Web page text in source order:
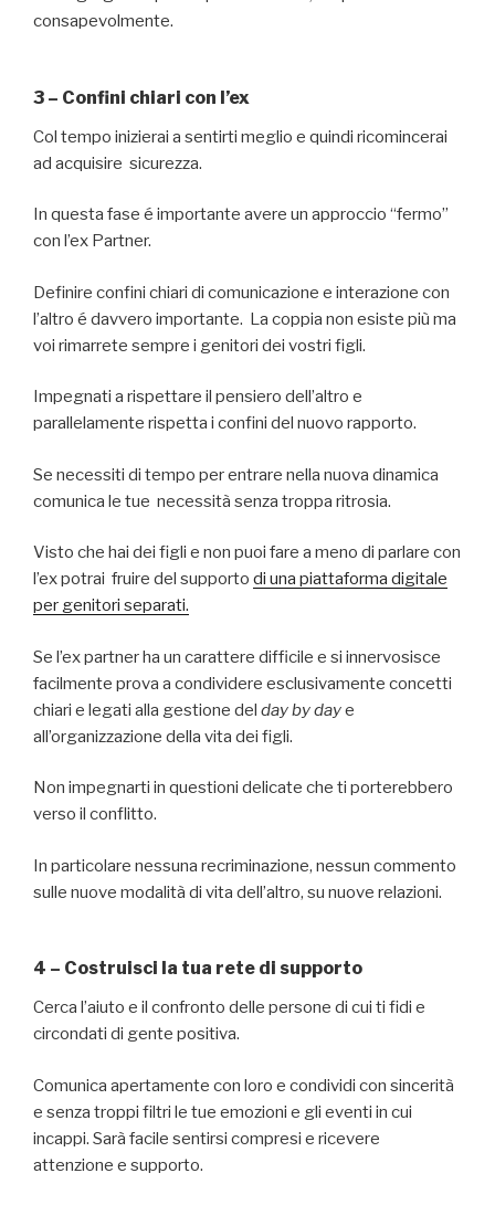
consapevolmente.
3 – Confini chiari con l’ex
Col tempo inizierai a sentirti meglio e quindi ricomincerai
ad acquisire sicurezza.
In questa fase é importante avere un approccio “fermo”
con l’ex Partner.
Definire confini chiari di comunicazione e interazione con
l’altro é davvero importante. La coppia non esiste più ma
voi rimarrete sempre i genitori dei vostri figli.
Impegnati a rispettare il pensiero dell’altro e
parallelamente rispetta i confini del nuovo rapporto.
Se necessiti di tempo per entrare nella nuova dinamica
comunica le tue necessità senza troppa ritrosia.
Visto che hai dei figli e non puoi fare a meno di parlare con
l’ex potrai fruire del supporto di una piattaforma digitale
per genitori separati.
Se l’ex partner ha un carattere difficile e si innervosisce
facilmente prova a condividere esclusivamente concetti
chiari e legati alla gestione del day by daye
all’organizzazione della vita dei figli.
Non impegnarti in questioni delicate che ti porterebbero
verso il conflitto.
In particolare nessuna recriminazione, nessun commento
sulle nuove modalità di vita dell’altro, su nuove relazioni.
4 – Costruisci la tua rete di supporto
Cerca l’aiuto e il confronto delle persone di cui ti fidi e
circondati di gente positiva.
Comunica apertamente con loro e condividi con sincerità
e senza troppi filtri le tue emozioni e gli eventi in cui
incappi. Sarà facile sentirsi compresi e ricevere
attenzione e supporto.